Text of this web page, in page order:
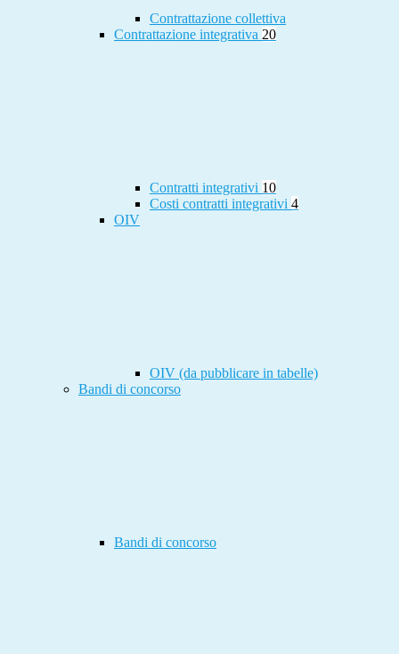
Contrattazione collettiva
Contrattazione integrativa 20
Contratti integrativi 10
Costi contratti integrativi 4
OIV
OIV (da pubblicare in tabelle)
Bandi di concorso
Bandi di concorso